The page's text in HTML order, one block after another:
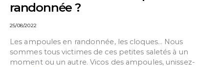
randonnée ?
25/08/2022
Les ampoules en randonnée, les cloques… Nous
sommes tous victimes de ces petites saletés à un
moment ou un autre. Vicos des ampoules, unissez-